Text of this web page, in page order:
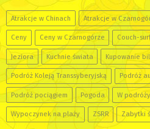
Atrakcje w Chinach Atrakcje w
Ceny Ceny w Czarnogórze Couch-
Jeziora Kuchnie świata Kupowanie
Podróż Koleją Transsyberyjską Podróż
Podróż pociągiem Pogoda W podróży
Wypoczynek na plaży ZSRR Zabytki